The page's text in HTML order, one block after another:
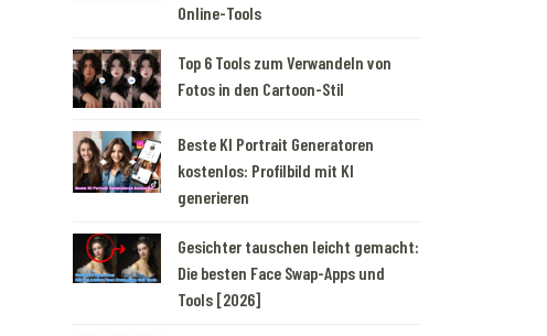
Online-Tools
Top 6 Tools zum Verwandeln von
Fotos in den Cartoon-Stil
Beste KI Portrait Generatoren
kostenlos: Profilbild mit KI
generieren
Gesichter tauschen leicht gemacht:
Die besten Face Swap-Apps und
Tools [2026]